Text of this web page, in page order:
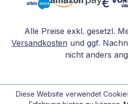
Alle Preise exkl. gesetzl.
Versandkosten und ggf.
nicht anders
Diese Website verwendet